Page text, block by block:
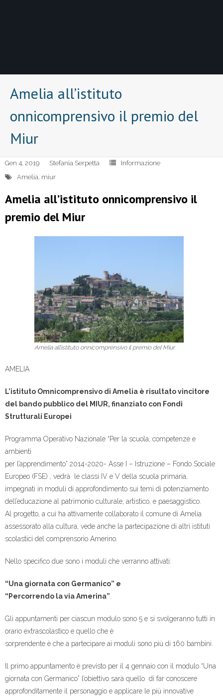
Amelia all’istituto
onnicomprensivo il premio del
Miur
Gen 4, 2019 Stefania Serpetta
Informazione
Amelia, miur
Amelia all’istituto onnicomprensivo il
premio del Miur
Amelia all’istituto onnicomprensivo il premio del Miur
AMELIA
L’istituto Omnicomprensivo di Amelia è risultato vincitore
del bando pubblico del MIUR, finanziato con Fondi
Strutturali Europei
Programma Operativo Nazionale “Per la scuola, competenze e
ambienti
per l’apprendimento” 2014-2020- Asse I – Istruzione – Fondo Sociale
Europeo (FSE) , vedrà le classi IV e V della scuola primaria,
impegnati in moduli di approfondimento sui temi di potenziamento
dell’educazione al patrimonio culturale, artistico, e paesaggistico.
Al progetto, a cui ha attivamente collaborato il comune di Amelia
assessorato alla cultura, vede anche la partecipazione di altri istituti
scolastici del comprensorio Amerino.
Nello specifico due sono i moduli che verranno attivati:
“Una giornata con Germanico” e
“Percorrendo la via Amerina”
Gli appuntamenti per ciascun modulo sono 5 e si svolgeranno tutti in
orario extrascolastico e quello che è
sorprendente è che a partecipare ai moduli sono più di 160 bambini.
Il primo appuntamento è previsto per il 4 gennaio con il modulo “Una
giornata con Germanico” l’obiettivo sarà quello di far conoscere
approfonditamente il personaggio e applicare le più innovative